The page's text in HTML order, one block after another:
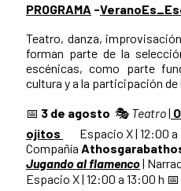
PROGRAMA -
Teatro, danza,
forman parte de la
escénicas, como parte
cultura y a la participación
📅 3 de agosto 🎭 Teatro|
ojitos
Espacio X | 12:00 a
Compañía
Jugando al flamenco|
Espacio X | 12:00 a 13:00 h 📅